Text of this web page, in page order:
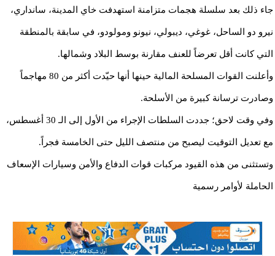
جاء ذلك بعد سلسلة هجمات متزامنة استهدفت خاي المدينة، سانداري،
نيرو دو الساحل، غوغي، ديبولي، نيونو ومولودو، في سابقة بالمنطقة
التي كانت أقل تعرضاً للعنف مقارنة بوسط البلاد وشمالها.
وأعلنت القوات المسلحة المالية حينها أنها حيّدت أكثر من 80 مهاجماً
وصادرت ترسانة كبيرة من الأسلحة.
وفي وقت لاحق؛ جددت السلطات الإجراء من الأول إلى الـ 30 أغسطس،
مع تعديل التوقيت ليصبح من منتصف الليل حتى الخامسة فجراً.
وتستثنى من هذه القيود مركبات قوات الدفاع والأمن وسيارات الإسعاف
الحاملة لأوامر رسمية